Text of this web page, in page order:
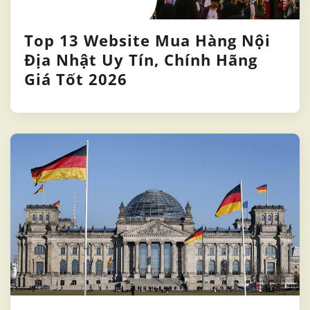
Top 13 Website Mua Hàng Nội
Địa Nhật Uy Tín, Chính Hãng
Giá Tốt 2026